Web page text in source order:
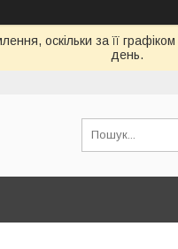
оскільки за її
день.